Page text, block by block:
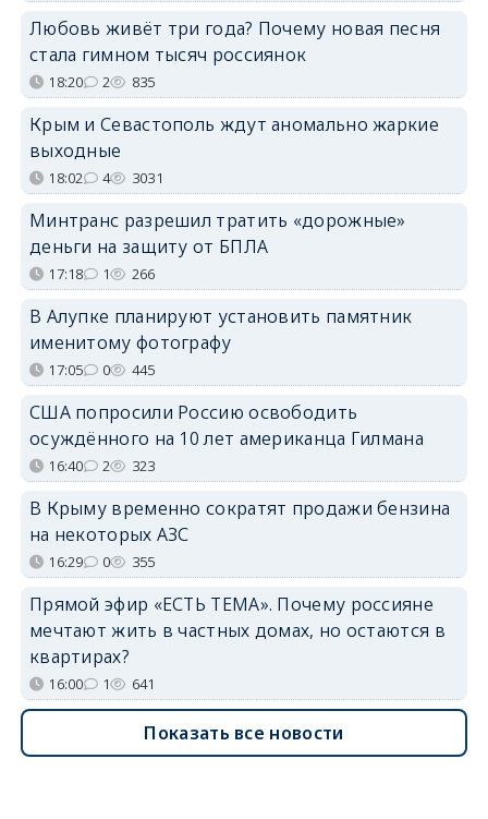
Любовь живёт три года? Почему новая песня
стала гимном тысяч россиянок
18:20 2 835
Крым и Севастополь ждут аномально жаркие
выходные
18:02 4 3031
Минтранс разрешил тратить «дорожные»
деньги на защиту от БПЛА
17:18 1 266
В Алупке планируют установить памятник
именитому фотографу
17:05 0 445
США попросили Россию освободить
осуждённого на 10 лет американца Гилмана
16:40 2 323
В Крыму временно сократят продажи бензина
на некоторых АЗС
16:29 0 355
Прямой эфир «ЕСТЬ ТЕМА». Почему россияне
мечтают жить в частных домах, но остаются в
квартирах?
16:00 1 641
Показать все новости